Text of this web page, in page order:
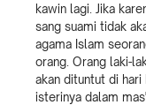
kawin lagi. Jika
sang suami tidak
agama Islam
orang. Orang laki-
akan dituntut di
isterinya dalam